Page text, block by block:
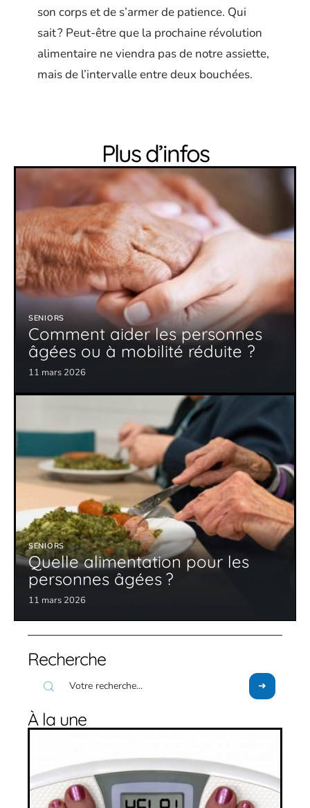
son corps et de s’armer de patience. Qui
sait ? Peut-être que la prochaine révolution
alimentaire ne viendra pas de notre assiette,
mais de l’intervalle entre deux bouchées.
Plus d’infos
SENIORS
Comment aider les personnes
âgées ou à mobilité réduite ?
11 mars 2026
SENIORS
Quelle alimentation pour les
personnes âgées ?
11 mars 2026
Recherche
À la une